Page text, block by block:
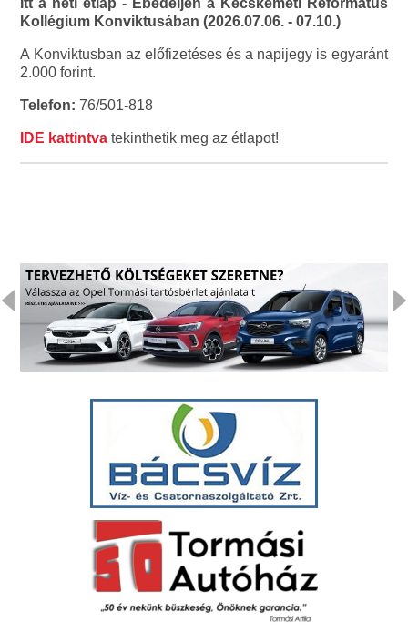
Itt a heti étlap - Ebédeljen a Kecskeméti Református
Kollégium Konviktusában (2026.07.06. - 07.10.)
A Konviktusban az előfizetéses és a napijegy is egyaránt
2.000 forint.
Telefon: 76/501-818
IDE kattintva tekinthetik meg az étlapot!